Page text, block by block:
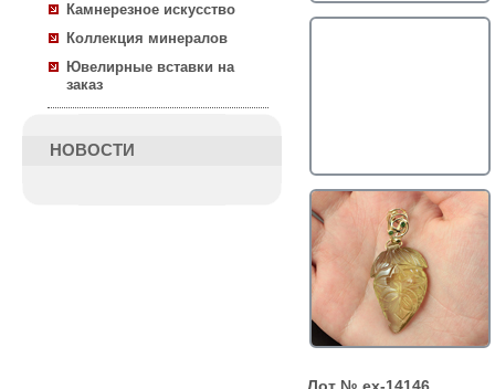
Камнерезное искусство
Коллекция минералов
Ювелирные вставки на
заказ
НОВОСТИ